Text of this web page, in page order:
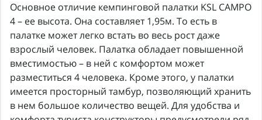
Основное отличие кемпинговой палатки KSL CAMPO
4 – ее высота. Она составляет 1,95м. То есть в
палатке может легко встать во весь рост даже
взрослый человек. Палатка обладает повышенной
вместимостью – в ней с комфортом может
разместиться 4 человека. Кроме этого, у палатки
имеется просторный тамбур, позволяющий хранить
в нем большое количество вещей. Для удобства и